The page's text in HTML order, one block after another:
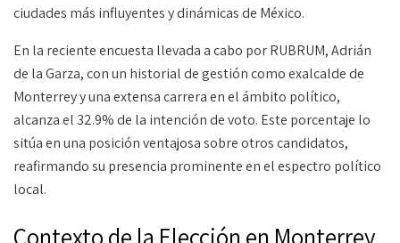
ciudades más influyentes y dinámicas de México.
En la reciente encuesta llevada a cabo por RUBRUM, Adrián
de la Garza, con un historial de gestión como exalcalde de
Monterrey y una extensa carrera en el ámbito político,
alcanza el 32.9% de la intención de voto. Este porcentaje lo
sitúa en una posición ventajosa sobre otros candidatos,
reafirmando su presencia prominente en el espectro político
local.